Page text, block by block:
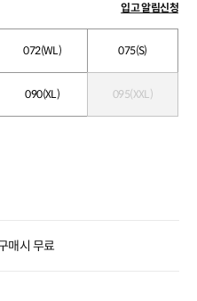
입고 알림신청
072(WL) 075(S)
090(XL) 095(XXL)
매시 무료